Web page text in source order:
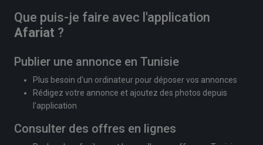
Que puis-je faire avec l'application
Afariat ?
Publier une annonce en Tunisie
Plus besoin d'un ordinateur pour déposer vos annonces
Rédigez votre annonce et ajoutez des photos depuis
l'application
Consulter des offres en lignes